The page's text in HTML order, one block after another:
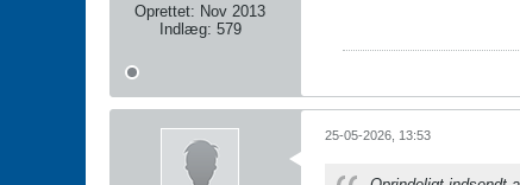
Oprettet: Nov 2013
Indlæg: 579
25-05-2026, 13:53